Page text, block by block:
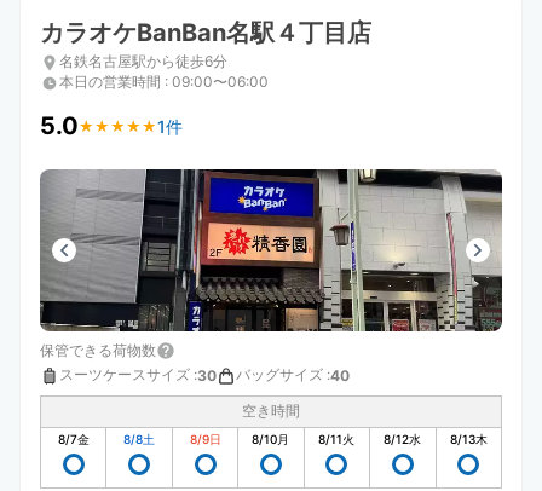
カラオケBanBan名駅４丁目店
名鉄名古屋駅から徒歩6分
本日の営業時間 : 09:00〜06:00
5.0★ ★ ★ ★ ★
★ ★ ★ ★ ★1件
保管できる荷物数
スーツケースサイズ :30 バッグサイズ :40
空き時間
8/7金 8/8土 8/9日 8/10月 8/11火 8/12水 8/13木